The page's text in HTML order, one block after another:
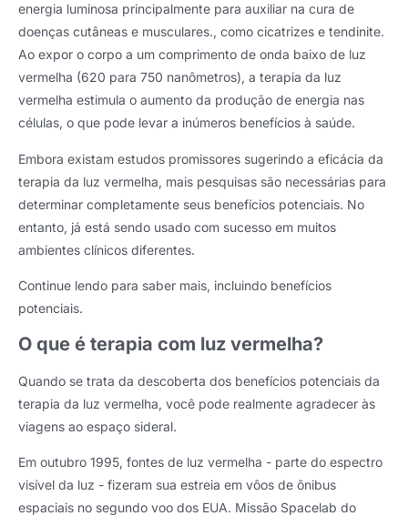
energia luminosa principalmente para auxiliar na cura de
doenças cutâneas e musculares., como cicatrizes e tendinite.
Ao expor o corpo a um comprimento de onda baixo de luz
vermelha (620 para 750 nanômetros), a terapia da luz
vermelha estimula o aumento da produção de energia nas
células, o que pode levar a inúmeros benefícios à saúde.
Embora existam estudos promissores sugerindo a eficácia da
terapia da luz vermelha, mais pesquisas são necessárias para
determinar completamente seus benefícios potenciais. No
entanto, já está sendo usado com sucesso em muitos
ambientes clínicos diferentes.
Continue lendo para saber mais, incluindo benefícios
potenciais.
O que é terapia com luz vermelha?
Quando se trata da descoberta dos benefícios potenciais da
terapia da luz vermelha, você pode realmente agradecer às
viagens ao espaço sideral.
Em outubro 1995, fontes de luz vermelha - parte do espectro
visível da luz - fizeram sua estreia em vôos de ônibus
espaciais no segundo voo dos EUA. Missão Spacelab do